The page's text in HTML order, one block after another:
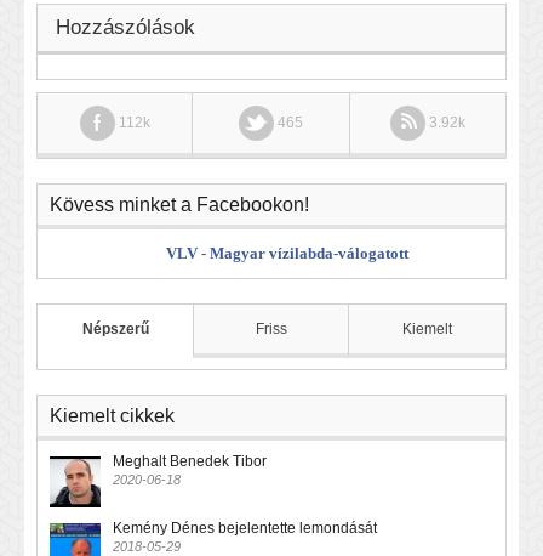
Hozzászólások
112k 465 3.92k
Kövess minket a Facebookon!
VLV - Magyar vízilabda-válogatott
Népszerű Friss Kiemelt
Kiemelt cikkek
Meghalt Benedek Tibor
2020-06-18
Kemény Dénes bejelentette lemondását
2018-05-29